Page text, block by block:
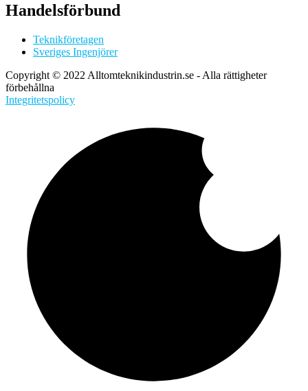
Handelsförbund
Teknikföretagen
Sveriges Ingenjörer
Copyright © 2022 Alltomteknikindustrin.se - Alla rättigheter
förbehållna
Integritetspolicy